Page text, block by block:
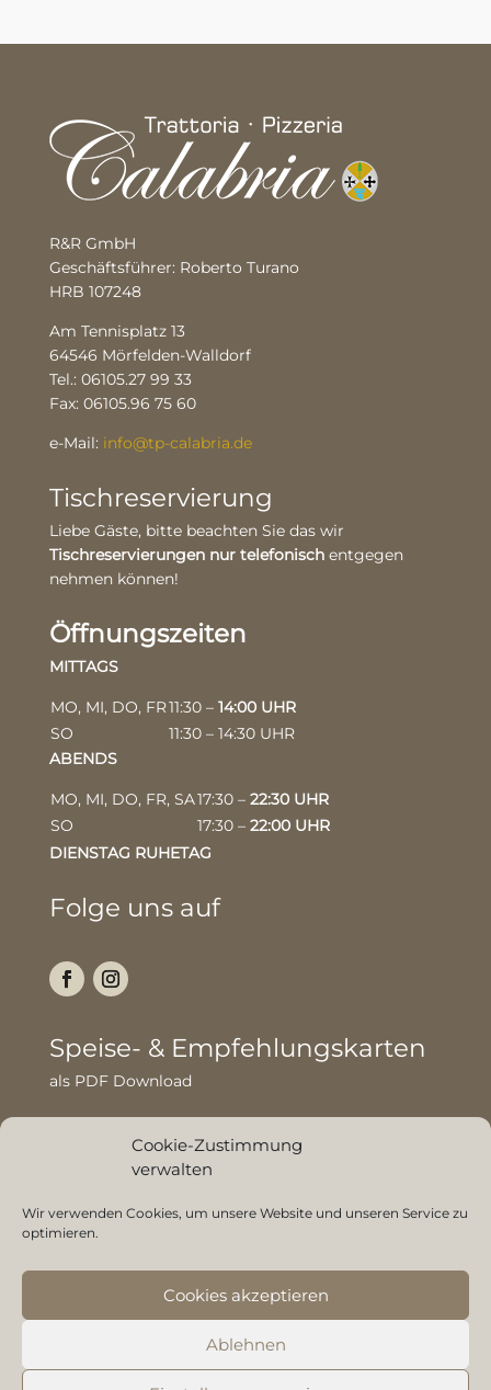
Cookie-Zustimmung
verwalten
Wir verwenden Cookies, um unsere Website und unseren Service zu
optimieren.
Cookies akzeptieren
Ablehnen
R&R GmbH
Geschäftsführer: Roberto Turano
HRB 107248
Am Tennisplatz 13
64546 Mörfelden-Walldorf
Tel.: 06105.27 99 33
Fax: 06105.96 75 60
e-Mail: info@tp-calabria.de
Tischreservierung
Liebe Gäste, bitte beachten Sie das wir
Tischreservierungen nur telefonischentgegen
nehmen können!
Öffnungszeiten
MITTAGS
MO, MI, DO, FR11:30 – 14:00 UHR
SO
11:30 – 14:30 UHR
ABENDS
MO, MI, DO, FR, SA17:30 – 22:30 UHR
SO
17:30 – 22:00 UHR
DIENSTAG RUHETAG
Folge uns auf
Speise- & Empfehlungskarten
als PDF Download
Mittagstisch
Unsere wöchentlich wechselnde Mittagstischkarte
Datenschutzerklärung